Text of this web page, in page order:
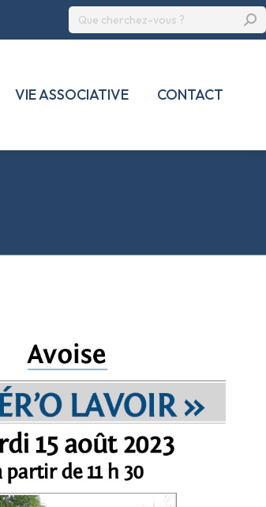
Recherche
:
VIE ASSOCIATIVE CONTACT